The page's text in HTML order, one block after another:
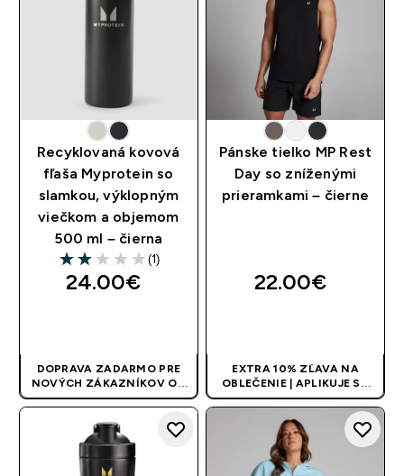
Recyklovaná kovová
fľaša Myprotein so
slamkou, výklopným
viečkom a objemom
500 ml – čierna
2 out of 5 stars
(1)
24.00€‎
DOPRAVA ZADARMO PRE
NOVÝCH ZÁKAZNÍKOV OD
40 EUR| AKCIA SA APLIKUJE
Pánske tielko MP Rest
Day so zníženými
prieramkami – čierne
22.00€‎
EXTRA 10% ZĽAVA NA
OBLEČENIE | APLIKUJE SA
AUTOMATICKY PRI KÚPE 3